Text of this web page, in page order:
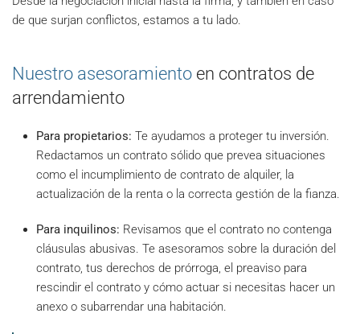
de que surjan conflictos, estamos a tu lado.
Nuestro asesoramiento en contratos de
arrendamiento
Para propietarios: Te ayudamos a proteger tu inversión.
Redactamos un contrato sólido que prevea situaciones
como el incumplimiento de contrato de alquiler, la
actualización de la renta o la correcta gestión de la fianza.
Para inquilinos: Revisamos que el contrato no contenga
cláusulas abusivas. Te asesoramos sobre la duración del
contrato, tus derechos de prórroga, el preaviso para
rescindir el contrato y cómo actuar si necesitas hacer un
anexo o subarrendar una habitación.